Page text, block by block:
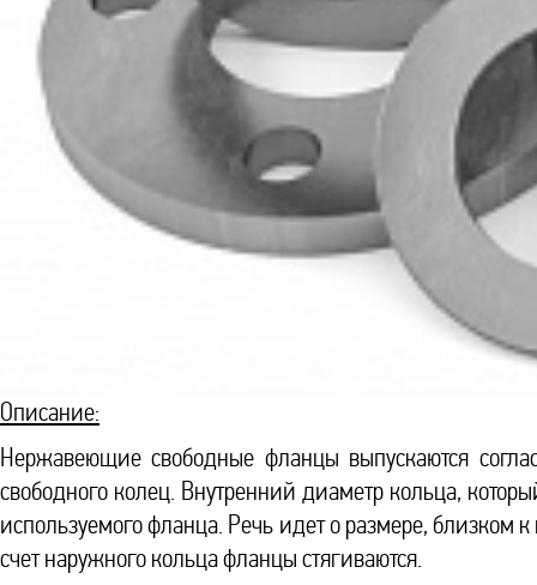
Описание:
Нержавеющие свободные фланцы выпускаются
свободного колец. Внутренний диаметр кольца,
используемого фланца. Речь идет о размере, близком
счет наружного кольца фланцы стягиваются.